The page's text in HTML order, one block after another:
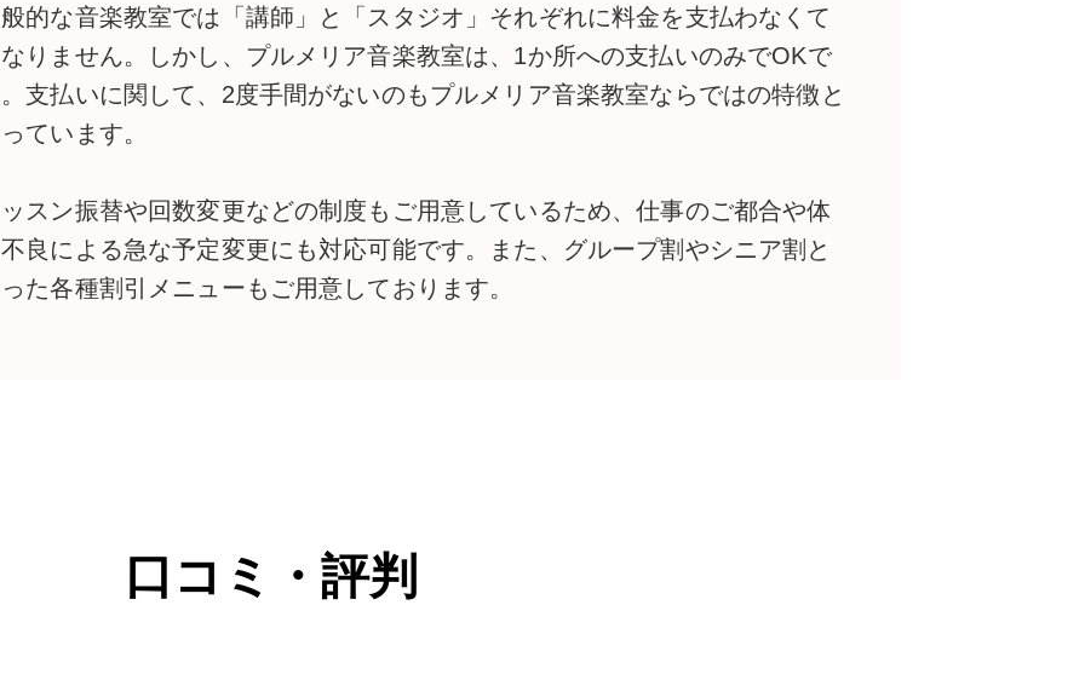
的な音楽教室では「講師」と「スタジオ」それぞれに料金を支払わなくて
りません。しかし、プルメリア音楽教室は、1か所への支払いのみでOKで
支払いに関して、2度手間がないのもプルメリア音楽教室ならではの特徴と
ています。
スン振替や回数変更などの制度もご用意しているため、仕事のご都合や体
良による急な予定変更にも対応可能です。また、グループ割やシニア割と
た各種割引メニューもご用意しております。
口コミ・評判